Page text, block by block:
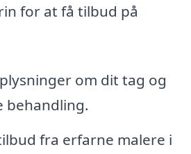
for at få tilbud på
om dit tag og
behandling.
fra erfarne malere i